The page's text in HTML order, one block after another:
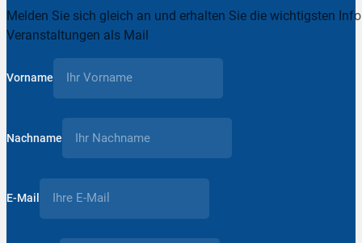
Melden Sie sich gleich an und erhalten Sie die wichtigsten
Veranstaltungen als Mail
Vorname
Nachname
E-Mail